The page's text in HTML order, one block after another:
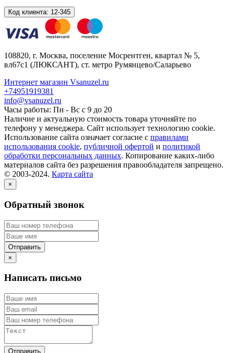
Код клиента: 12-345
108820, г. Москва, поселение Мосрентген, квартал № 5,
вл67с1 (ЛЮКСАНТ), ст. метро Румянцево/Саларьево
Интернет магазин Vsanuzel.ru
+74951919381
info@vsanuzel.ru
Часы работы: Пн - Вс с 9 до 20
Наличие и актуальную стоимость товара уточняйте по
телефону у менеджера. Сайт использует технологию cookie.
Использование сайта означает согласие с правилами
использования cookie, публичной офертой и политикой
обработки персональных данных. Копирование каких-либо
материалов сайта без разрешения правообладателя запрещено.
© 2003-2024. Карта сайта
×
Обратный звонок
×
Написать письмо